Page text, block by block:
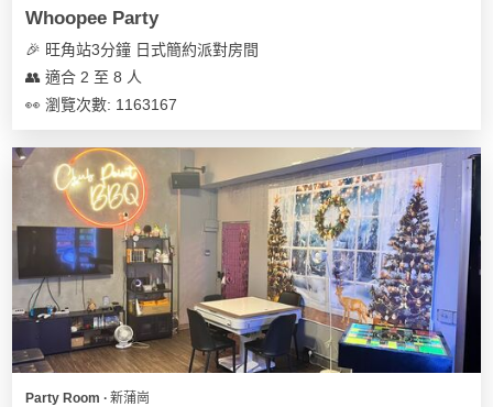
Whoopee Party
🎉 旺角站3分鐘 日式簡約派對房間
👥 適合 2 至 8 人
👀 瀏覽次數: 1163167
Party Room ∙ 新蒲崗